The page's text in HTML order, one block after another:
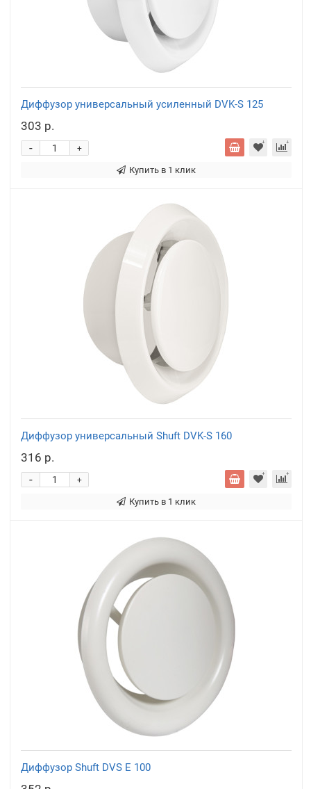
Диффузор универсальный усиленный DVK-S 125
303 р.
+
-
Купить в 1 клик
Диффузор универсальный Shuft DVK-S 160
316 р.
+
-
Купить в 1 клик
Диффузор Shuft DVS E 100